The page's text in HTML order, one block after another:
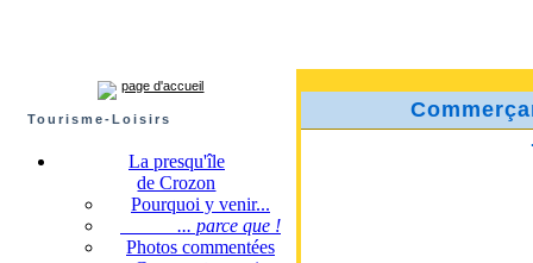
page d'accueil
Tourisme-Loisirs
La presqu'île
de Crozon
Pourquoi y venir...
... parce que !
Photos commentées